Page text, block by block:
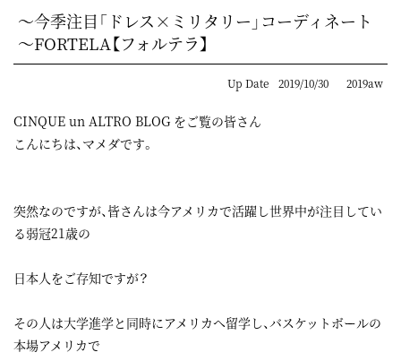
～今季注目「ドレス×ミリタリー」コーディネート
～FORTELA【フォルテラ】
Up Date 2019/10/30 2019aw
CINQUE un ALTRO BLOG をご覧の皆さん
こんにちは、マメダです。
突然なのですが、皆さんは今アメリカで活躍し世界中が注目してい
る弱冠21歳の
日本人をご存知ですが？
その人は大学進学と同時にアメリカへ留学し、バスケットボールの
本場アメリカで